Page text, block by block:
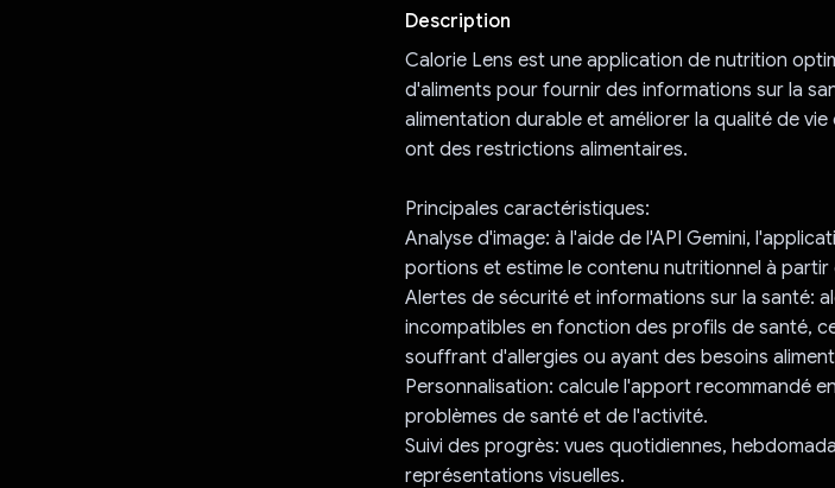
Description
Calorie Lens est une application de nutrition
d'aliments pour fournir des informations sur la
alimentation durable et améliorer la qualité de
ont des restrictions alimentaires.
Principales caractéristiques:
Analyse d'image: à l'aide de l'API Gemini,
portions et estime le contenu nutritionnel à
Alertes de sécurité et informations sur la santé:
incompatibles en fonction des profils de santé,
souffrant d'allergies ou ayant des besoins
Personnalisation: calcule l'apport recommandé
problèmes de santé et de l'activité.
Suivi des progrès: vues quotidiennes,
représentations visuelles.